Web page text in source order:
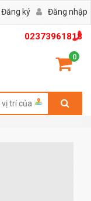
02373961818
0
Đăng ký Đăng nhập